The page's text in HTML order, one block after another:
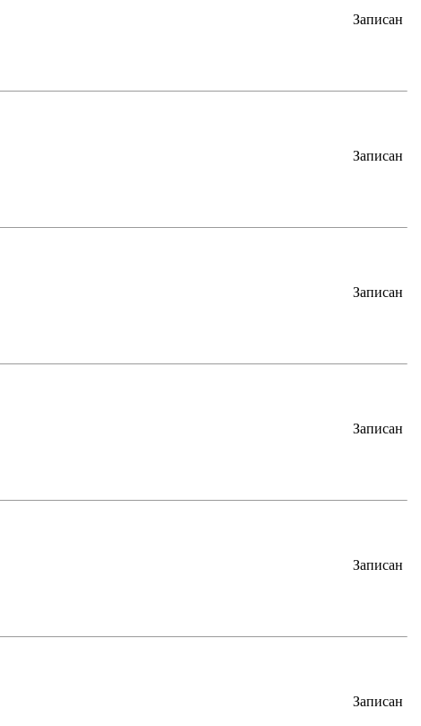
Записан
Записан
Записан
Записан
Записан
Записан